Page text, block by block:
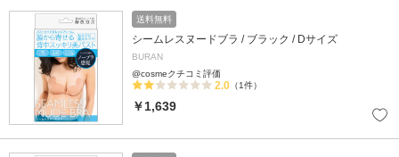
送料無料
シームレスヌードブラ / ブラック / Dサイズ
BURAN
@cosmeクチコミ評価
2.0 （1件）
￥1,639